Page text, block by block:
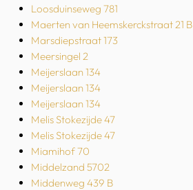
Loosduinseweg 781
Maerten van Heemskerckstraat 21 B
Marsdiepstraat 173
Meersingel 2
Meijerslaan 134
Meijerslaan 134
Meijerslaan 134
Melis Stokezijde 47
Melis Stokezijde 47
Miamihof 70
Middelzand 5702
Middenweg 439 B